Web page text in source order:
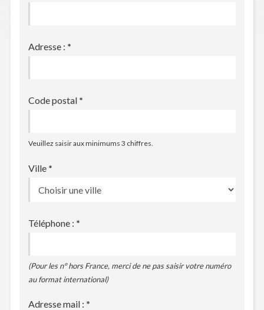
Adresse : *
Code postal *
Veuillez saisir aux minimums 3 chiffres.
Ville *
Téléphone : *
(Pour les n° hors France, merci de ne pas saisir votre numéro
au format international)
Adresse mail : *